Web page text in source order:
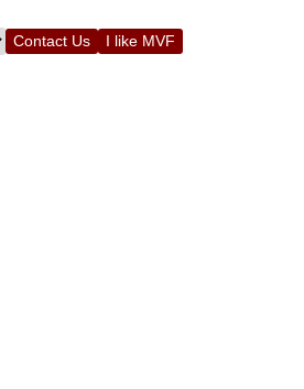
Contact Us I like MVF